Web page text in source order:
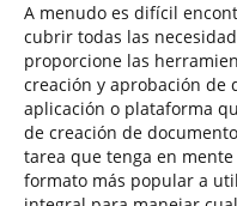
A menudo es difícil
cubrir todas las
proporcione las
creación y aprobación de
aplicación o plataforma
de creación de
tarea que tenga en
formato más popular a